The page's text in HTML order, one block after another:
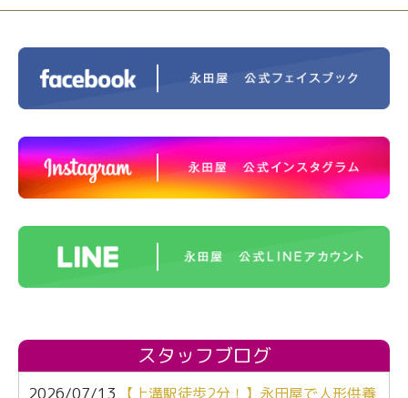
スタッフブログ
2026/07/13 【上溝駅徒歩2分！】永田屋で人形供養